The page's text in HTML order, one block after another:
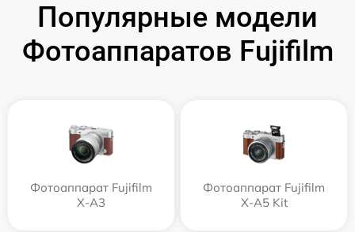
Популярные модели
Фотоаппаратов Fujifilm
Фотоаппарат Fujifilm
X-A3
Фотоаппарат Fujifilm
X-A5 Kit